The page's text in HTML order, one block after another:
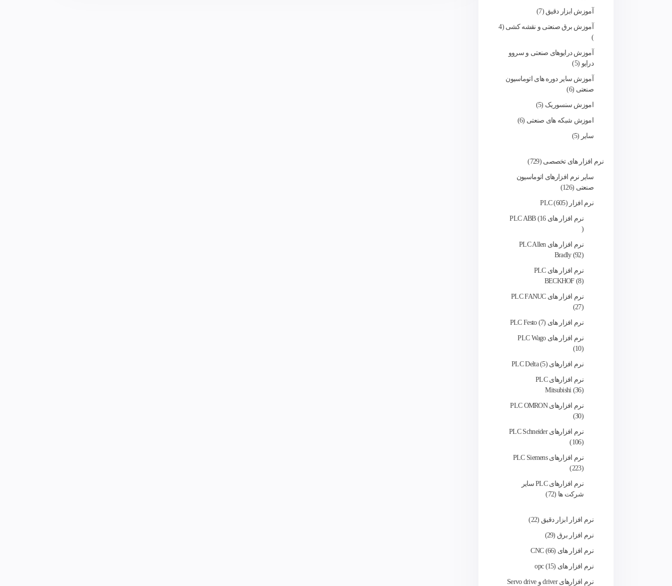
آموزش ابزار دقیق 7
آموزش برق صنعتی و نقشه کشی 4
آموزش درایوهای صنعتی و سروو
درایو
5
آموزش سایر دوره های اتوماسیون
صنعتی
6
اموزش سنسوریک 5
اموزش شبکه های صنعتی 6
سایر 5
نرم افزار های تخصصی 729
سایر نرم افزارهای اتوماسیون
صنعتی
126
نرم افزار PLC 605
نرم افزار های PLC ABB16
نرم افزار های PLC Allen
Bradly 92
نرم افزار های PLC
BECKHOF 8
نرم افزار های PLC FANUC
27
نرم افزار های PLC Festo 7
نرم افزار های PLC Wago
10
نرم‌ افزارهای PLC Delta 5
نرم افزارهای PLC
Mitsubishi 36
نرم افزارهای PLC OMRON
30
نرم افزارهای PLC Schneider
106
نرم افزارهای PLC Siemens
223
نرم افزارهای PLC سایر
شرکت ها 72
نرم افزار ابزار دقیق 22
نرم افزار برق 29
نرم افزار های CNC 66
نرم افزار های opc 15
نرم افزارهای driver و Servo drive